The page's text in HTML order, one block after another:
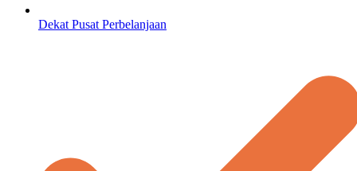
Dekat Pusat Perbelanjaan